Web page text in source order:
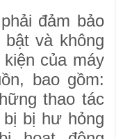
đảm bảo
và không
của máy
bao gồm:
thao tác
bị hư hỏng